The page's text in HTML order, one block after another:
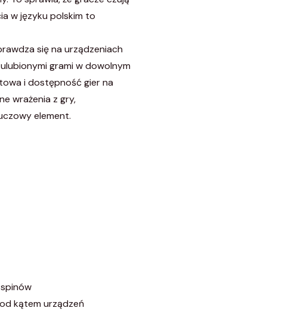
w języku polskim to
się na urządzeniach
grami w dowolnym
i dostępność gier na
wrażenia z gry,
element.
kątem urządzeń